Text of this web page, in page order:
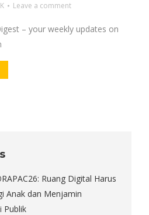
Leave a comment
– your weekly updates on
Ruang Digital Harus
Anak dan Menjamin
Publik